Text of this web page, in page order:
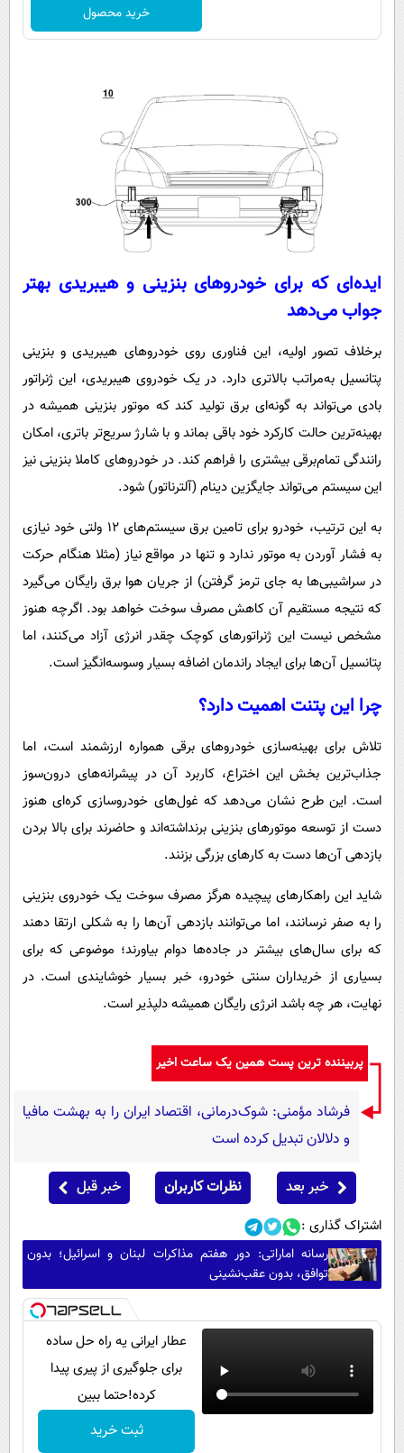
خرید محصول
ایده‌ای که برای خودروهای بنزینی و هیبریدی بهتر
جواب می‌دهد
برخلاف تصور اولیه، این فناوری روی خودروهای هیبریدی و بنزینی
پتانسیل به‌مراتب بالاتری دارد. در یک خودروی هیبریدی، این ژنراتور
بادی می‌تواند به گونه‌ای برق تولید کند که موتور بنزینی همیشه در
بهینه‌ترین حالت کارکرد خود باقی بماند و با شارژ سریع‌تر باتری، امکان
رانندگی تمام‌برقی بیشتری را فراهم کند. در خودروهای کاملا بنزینی نیز
این سیستم می‌تواند جایگزین دینام (آلترناتور) شود.
به این ترتیب، خودرو برای تامین برق سیستم‌های ۱۲ ولتی خود نیازی
به فشار آوردن به موتور ندارد و تنها در مواقع نیاز (مثلا هنگام حرکت
در سراشیبی‌ها به جای ترمز گرفتن) از جریان هوا برق رایگان می‌گیرد
که نتیجه مستقیم آن کاهش مصرف سوخت خواهد بود. اگرچه هنوز
مشخص نیست این ژنراتورهای کوچک چقدر انرژی آزاد می‌کنند، اما
پتانسیل آن‌ها برای ایجاد راندمان اضافه بسیار وسوسه‌انگیز است.
چرا این پتنت اهمیت دارد؟
تلاش برای بهینه‌سازی خودروهای برقی همواره ارزشمند است، اما
جذاب‌ترین بخش این اختراع، کاربرد آن در پیشرانه‌های درون‌سوز
است. این طرح نشان می‌دهد که غول‌های خودروسازی کره‌ای هنوز
دست از توسعه موتورهای بنزینی برنداشته‌اند و حاضرند برای بالا بردن
بازدهی آن‌ها دست به کارهای بزرگی بزنند.
شاید این راهکارهای پیچیده هرگز مصرف سوخت یک خودروی بنزینی
را به صفر نرسانند، اما می‌توانند بازدهی آن‌ها را به شکلی ارتقا دهند
که برای سال‌های بیشتر در جاده‌ها دوام بیاورند؛ موضوعی که برای
بسیاری از خریداران سنتی خودرو، خبر بسیار خوشایندی است. در
نهایت، هر چه باشد انرژی رایگان همیشه دلپذیر است.
پربیننده ترین پست همین یک ساعت اخیر
فرشاد مؤمنی: شوک‌درمانی، اقتصاد ایران را به بهشت مافیا
و دلالان تبدیل کرده است
خبر بعد نظرات کاربران خبر قبل
اشتراک گذاری :
رسانه اماراتی: دور هفتم مذاکرات لبنان و اسرائیل؛ بدون
توافق، بدون عقب‌نشینی
عطار ایرانی یه راه حل ساده
برای جلوگیری از پیری پیدا
کرده!حتما ببین
ثبت خرید